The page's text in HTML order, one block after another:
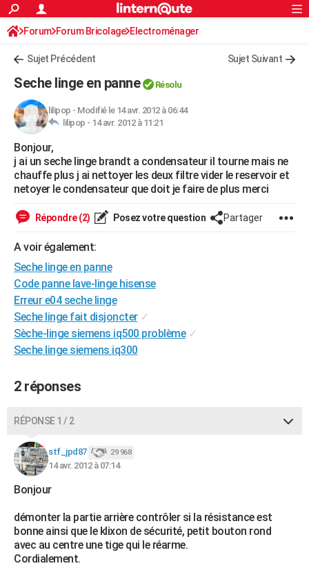
ACTUALITÉS
Politique
Société
Faits Divers
Education
Monde
Villes
+
FINANCE
Retraite
Impôts
Epargne
Immobilier
Risques naturels par ville
Banque
Assurance
Crédit
AUTO
Essais
Réserver un essai
Citadines
Berlines
SUV
Forum auto
+HIGH-TECH
Mobiles
Meilleur smartphone
Internet
Ordinateurs
Jeux vidéo
Guide high-tech
+BRICOLAGE
Forum
Aménagement intérieur
Extérieur
Cuisine
Salle de bains
Jardinage
Rangement
WEEK-END
LIFESTYLE
Art de vivre
Bien-être
Loisirs
Mode
Modes de vie
SANTE
Alimentation
Guide de la santé
Maladies
Médicaments
Sommeil
VOYAGE
Destinations
City break
Voyage nature
Voyage de noces
Forum
Climat
+PHOTO
GUIDES D'ACHAT
BONS PLANS
Dictionnaire
Biographies
Citations
Expressions
Proverbes
PROGRAMME TV
COPAINS D'AVANT
S'inscrire
Se connecter
Lycées
Collèges
Primaires
Universités
Entreprises
Service militaire
Avis de recherche
AVIS DE DÉCÈS
FORUM
S'inscrire
Connexion
Forum Forum Bricolage Electroménager
Sujet Précédent Sujet Suivant
Seche linge en panne Résolu
lilipop - Modifié le 14 avr. 2012 à 06:44
lilipop - 14 avr. 2012 à 11:21
Bonjour,
j ai un seche linge brandt a condensateur il tourne mais ne
chauffe plus j ai nettoyer les deux filtre vider le reservoir et
netoyer le condensateur que doit je faire de plus merci
Répondre (2) Posez votre question Partager
A voir également:
Seche linge en panne
Code panne lave-linge hisense
Erreur e04 seche linge
Seche linge fait disjoncter ✓
Sèche-linge siemens iq500 problème ✓
Seche linge siemens iq300
2 réponses
RÉPONSE 1 / 2
stf_jpd87 29 968
14 avr. 2012 à 07:14
Bonjour
démonter la partie arrière contrôler si la résistance est
bonne ainsi que le klixon de sécurité, petit bouton rond
avec au centre une tige qui le réarme.
Cordialement.